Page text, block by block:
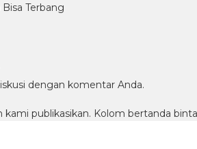
Terbang
dengan komentar Anda.
publikasikan. Kolom bertanda